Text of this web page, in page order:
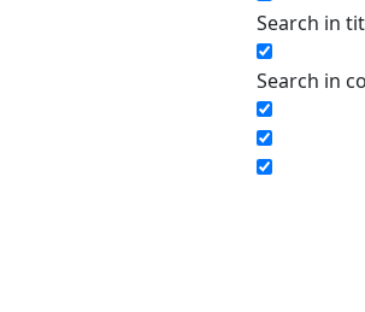
Search in
Search in